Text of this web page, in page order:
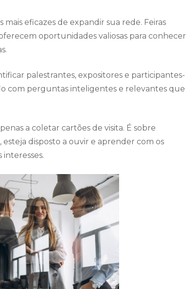
eficazes de expandir sua rede. Feiras
oportunidades valiosas para conhecer
palestrantes, expositores e participantes-
com perguntas inteligentes e relevantes que
a coletar cartões de visita. É sobre
disposto a ouvir e aprender com os